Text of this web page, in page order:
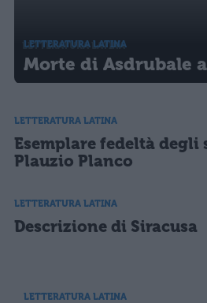
LETTERATURA LATINA
Morte di Asdrubale
LETTERATURA LATINA
Esemplare fedeltà degli
Plauzio Planco
LETTERATURA LATINA
Descrizione di Siracusa
LETTERATURA LATINA